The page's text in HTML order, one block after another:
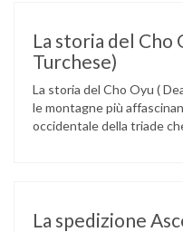
La storia del Cho
Turchese)
La storia del Cho Oyu (
le montagne più
occidentale della triade
La spedizione